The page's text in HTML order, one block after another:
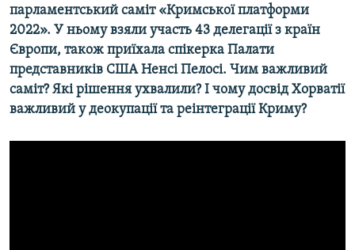
ДОЛУЧАЙСЯ!
парламентський саміт «Кримської платформи
2022». У ньому взяли участь 43 делегації з країн
Європи, також приїхала спікерка Палати
представників США Ненсі Пелосі. Чим важливий
саміт? Які рішення ухвалили? І чому досвід Хорватії
важливий у деокупації та реінтеграції Криму?